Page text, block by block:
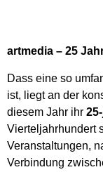
artmedia – 25
Dass eine so
ist, liegt an der
diesem Jahr ihr
Vierteljahrhundert
Veranstaltungen,
Verbindung